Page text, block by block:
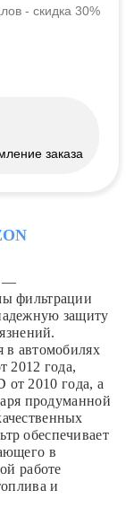
- скидка 30%
заказа
—
фильтрации
защиту
в автомобилях
2012 года,
от 2010 года, а
продуманной
обеспечивает
в
работе
и